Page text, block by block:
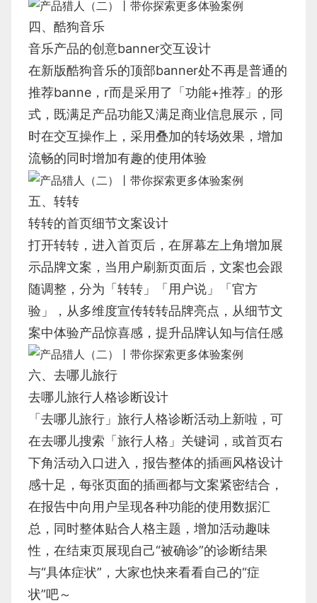
四、酷狗音乐
音乐产品的创意banner交互设计
在新版酷狗音乐的顶部banner处不再是普通的
推荐banne，r而是采用了「功能+推荐」的形
式，既满足产品功能又满足商业信息展示，同
时在交互操作上，采用叠加的转场效果，增加
流畅的同时增加有趣的使用体验
五、转转
转转的首页细节文案设计
打开转转，进入首页后，在屏幕左上角增加展
示品牌文案，当用户刷新页面后，文案也会跟
随调整，分为「转转」「用户说」「官方
验」，从多维度宣传转转品牌亮点，从细节文
案中体验产品惊喜感，提升品牌认知与信任感
六、去哪儿旅行
去哪儿旅行人格诊断设计
「去哪儿旅行」旅行人格诊断活动上新啦，可
在去哪儿搜索「旅行人格」关键词，或首页右
下角活动入口进入，报告整体的插画风格设计
感十足，每张页面的插画都与文案紧密结合，
在报告中向用户呈现各种功能的使用数据汇
总，同时整体贴合人格主题，增加活动趣味
性，在结束页展现自己“被确诊”的诊断结果
与“具体症状”，大家也快来看看自己的“症
状”吧～